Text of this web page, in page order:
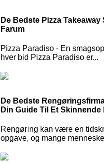
De Bedste Pizza Takeaway
Farum
Pizza Paradiso - En
hver bid Pizza Paradiso er...
De Bedste
Din Guide Til Et Skinnende
Rengøring kan være en
opgave, og mange